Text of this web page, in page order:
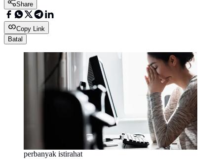
Share
Copy Link
Batal
perbanyak istirahat